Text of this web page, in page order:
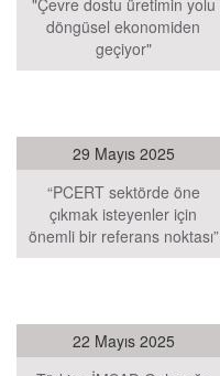
"Çevre dostu üretimin yolu
döngüsel ekonomiden
geçiyor"
29 Mayıs 2025
“PCERT sektörde öne
çıkmak isteyenler için
önemli bir referans noktası”
22 Mayıs 2025